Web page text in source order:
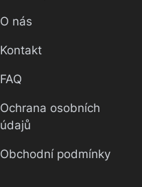
O nás
Kontakt
FAQ
Ochrana osobních
údajů
Obchodní podmínky